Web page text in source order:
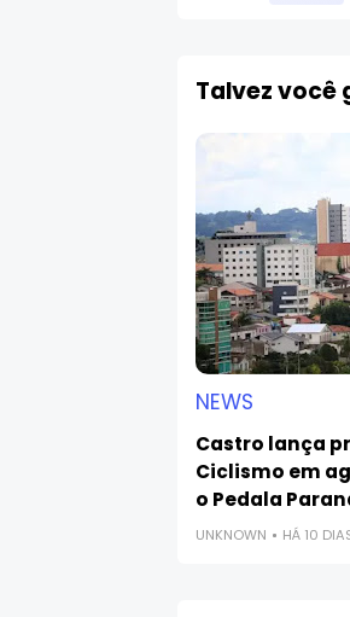
Talvez você
NEWS
Castro lança
Ciclismo em
o Pedala
UNKNOWN HÁ 10